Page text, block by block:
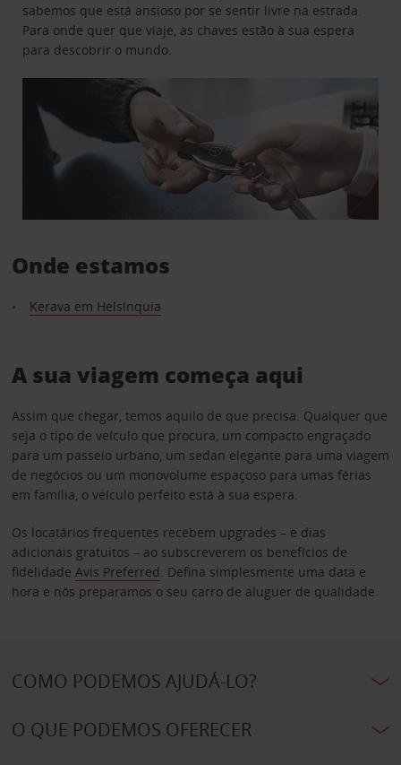
sabemos que está ansioso por se sentir livre na estrada.
Para onde quer que viaje, as chaves estão à sua espera
para descobrir o mundo.
Onde estamos
Kerava em Helsínquia
A sua viagem começa aqui
Assim que chegar, temos aquilo de que precisa. Qualquer que
seja o tipo de veículo que procura, um compacto engraçado
para um passeio urbano, um sedan elegante para uma viagem
de negócios ou um monovolume espaçoso para umas férias
em família, o veículo perfeito está à sua espera.
Os locatários frequentes recebem upgrades – e dias
adicionais gratuitos – ao subscreverem os benefícios de
fidelidade Avis Preferred. Defina simplesmente uma data e
hora e nós preparamos o seu carro de aluguer de qualidade.
COMO PODEMOS AJUDÁ-LO?
O QUE PODEMOS OFERECER